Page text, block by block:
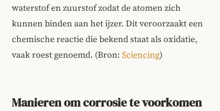
waterstof en zuurstof zodat de atomen zich
kunnen binden aan het ijzer. Dit veroorzaakt een
chemische reactie die bekend staat als oxidatie,
vaak roest genoemd. (Bron: Sciencing)
Manieren om corrosie te voorkomen